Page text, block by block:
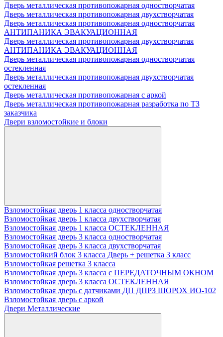
Дверь металлическая противопожарная одностворчатая
Дверь металлическая противопожарная двухстворчатая
Дверь металлическая противопожарная одностворчатая
АНТИПАНИКА ЭВАКУАЦИОННАЯ
Дверь металлическая противопожарная двухстворчатая
АНТИПАНИКА ЭВАКУАЦИОННАЯ
Дверь металлическая противопожарная одностворчатая
остекленная
Дверь металлическая противопожарная двухстворчатая
остекленная
Дверь металлическая противопожарная с аркой
Дверь металлическая противопожарная разработка по ТЗ
заказчика
Двери взломостойкие и блоки
Взломостойкая дверь 1 класса одностворчатая
Взломостойкая дверь 1 класса двухстворчатая
Взломостойкая дверь 1 класса ОСТЕКЛЕННАЯ
Взломостойкая дверь 3 класса одностворчатая
Взломостойкая дверь 3 класса двухстворчатая
Взломостойкий блок 3 класса Дверь + решетка 3 класс
Взломостойкая решетка 3 класса
Взломостойкая дверь 3 класса с ПЕРЕДАТОЧНЫМ ОКНОМ
Взломостойкая дверь 3 класса ОСТЕКЛЕННАЯ
Взломостойкая дверь с датчиками ДП ДПРЗ ШОРОХ ИО-102
Взломостойкая дверь с аркой
Двери Металлические